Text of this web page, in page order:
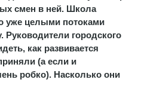
смен в ней. Школа
уже целыми потоками
Руководители городского
как развивается
(а если и
робко). Насколько они